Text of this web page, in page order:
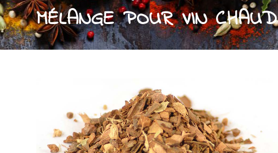
MÉLANGE POUR VIN CHAUD